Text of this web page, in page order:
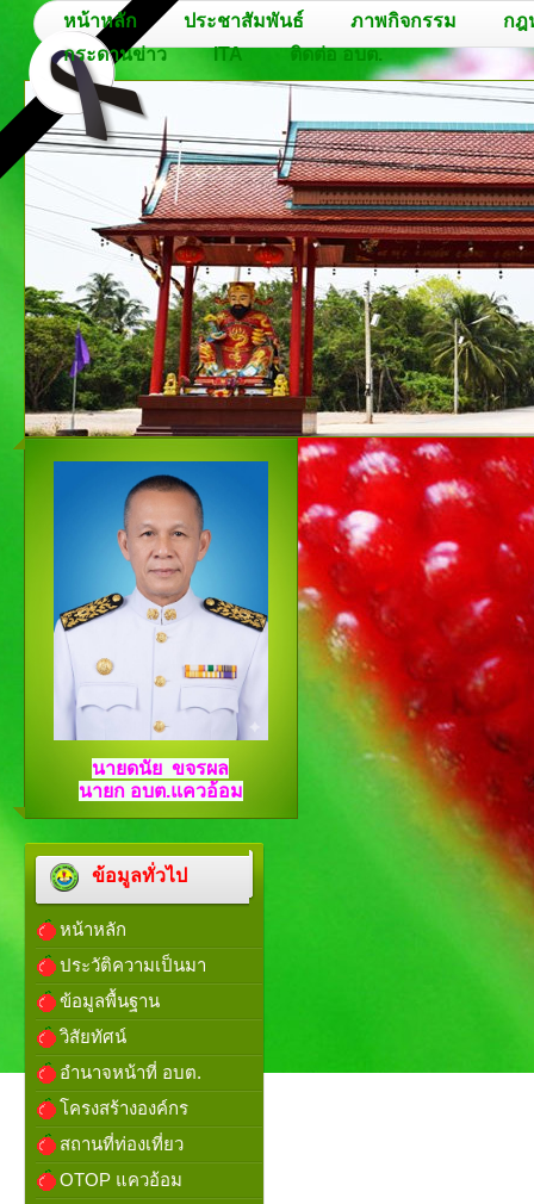
หน้าหลัก ประชาสัมพันธ์ ภาพกิจกรรม
กฎ
กระดานข่าว
ITA ติดต่อ อบต.
นายดนัย ขจรผล
นายก อบต.แควอ้อม
ข้อมูลทั่วไป
หน้าหลัก
ประวัติความเป็นมา
ข้อมูลพื้นฐาน
วิสัยทัศน์
อำนาจหน้าที่ อบต.
โครงสร้างองค์กร
สถานที่ท่องเที่ยว
OTOP แควอ้อม